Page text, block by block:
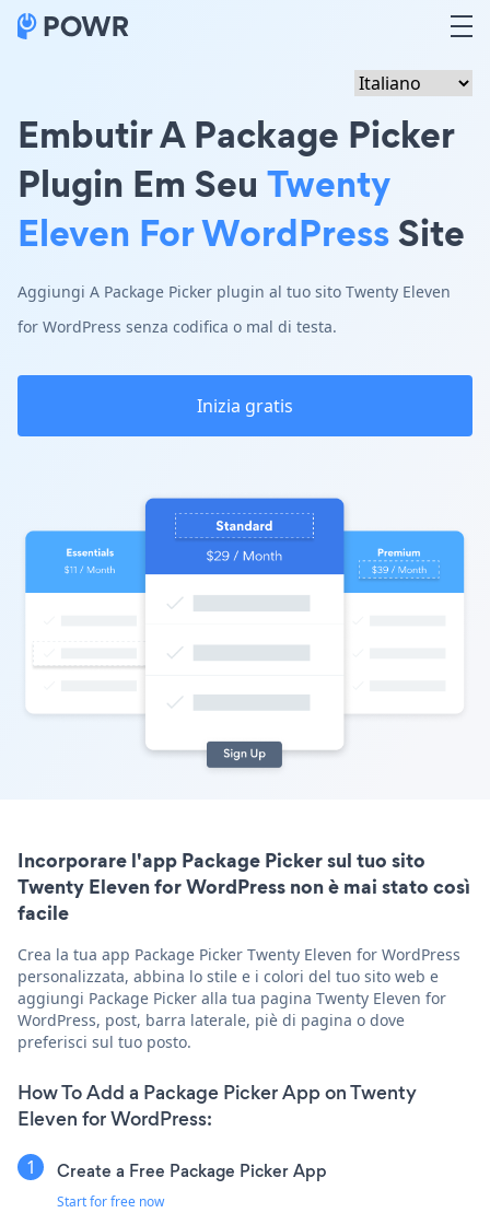
Embutir A Package Picker
Plugin Em Seu Twenty
Eleven For WordPressSite
Aggiungi A Package Picker plugin al tuo sito Twenty Eleven
for WordPress senza codifica o mal di testa.
Inizia gratis
Incorporare l'app Package Picker sul tuo sito
Twenty Eleven for WordPress non è mai stato così
facile
Crea la tua app Package Picker Twenty Eleven for WordPress
personalizzata, abbina lo stile e i colori del tuo sito web e
aggiungi Package Picker alla tua pagina Twenty Eleven for
WordPress, post, barra laterale, piè di pagina o dove
preferisci sul tuo posto.
How To Add a Package Picker App on Twenty
Eleven for WordPress:
Create a Free Package Picker App
Start for free now